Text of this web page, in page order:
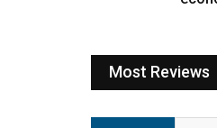
Most Reviews